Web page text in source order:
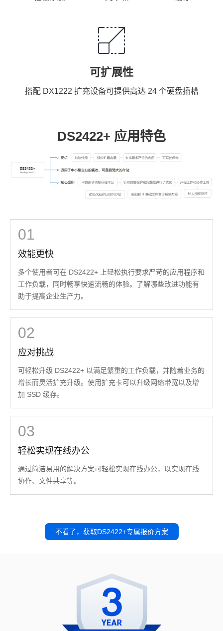
可扩展性
搭配 DX1222 扩充设备可提供高达 24 个硬盘插槽
DS2422+ 应用特色
01
效能更快
多个使用者可在 DS2422+ 上轻松执行要求严苛的应用程序和
工作负载，同时畅享快速流畅的体验。了解哪些改进功能有
助于提高企业生产力。
02
应对挑战
可轻松升级 DS2422+ 以满足繁重的工作负载，并随着业务的
增长而灵活扩充升级。使用扩充卡可以升级网络带宽以及增
加 SSD 缓存。
03
轻松实现在线办公
通过简洁易用的解决方案可轻松实现在线办公，以实现在线
协作、文件共享等。
不看了，获取DS2422+专属报价方案